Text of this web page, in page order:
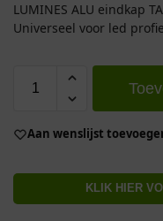
LUMINES ALU eindkap
Universeel voor led
Aan wenslijst
KLIK HIER